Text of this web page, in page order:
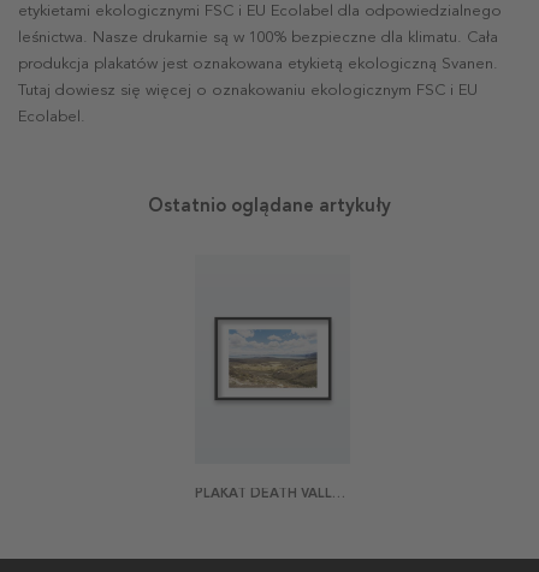
etykietami ekologicznymi FSC i EU Ecolabel dla odpowiedzialnego
leśnictwa. Nasze drukarnie są w 100% bezpieczne dla klimatu. Cała
produkcja plakatów jest oznakowana etykietą ekologiczną Svanen.
Tutaj dowiesz się więcej o oznakowaniu ekologicznym FSC i EU
Ecolabel.
Ostatnio oglądane artykuły
PLAKAT DEATH VALLEY ENTRANCE